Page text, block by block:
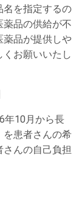
名を指定するの
品の供給が不
薬品が提供しや
お願いいたし
年10月から長
を患者さんの希
んの自己負担